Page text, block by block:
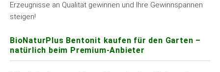
Erzeugnisse an Qualität gewinnen und Ihre Gewinnspannen
steigen!
BioNaturPlus Bentonit kaufen für den Garten –
natürlich beim Premium-Anbieter